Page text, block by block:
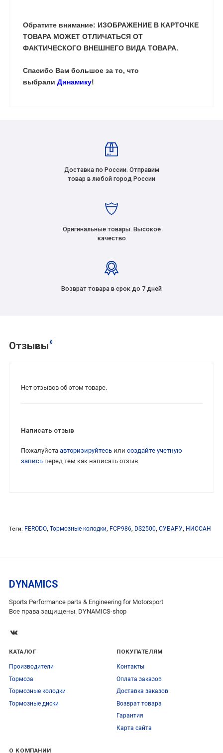
Обратите внимание: ИЗОБРАЖЕНИЕ В КАРТОЧКЕ
ТОВАРА МОЖЕТ ОТЛИЧАТЬСЯ ОТ
ФАКТИЧЕСКОГО ВНЕШНЕГО ВИДА ТОВАРА.
Спасибо Вам большое за то, что
выбрали Динамику!
Доставка по России. Отправим
товар в любой город России
Оригинальные товары. Высокое
качество
Возврат товара в срок до 7 дней
Отзывы 0
Нет отзывов об этом товаре.
Написать отзыв
Пожалуйста авторизируйтесьили создайте учетную
записьперед тем как написать отзыв
Теги: FERODO, Тормозные колодки, FCP986, DS2500, СУБАРУ, НИССАН
DYNAMICS
Sports Performance parts & Engineering for Motorsport
Все права защищены. DYNAMICS-shop
КАТАЛОГ
Производители
Тормоза
Тормозные колодки
Тормозные диски
ПОКУПАТЕЛЯМ
Контакты
Оплата заказов
Доставка заказов
Возврат товара
Гарантия
Карта сайта
О КОМПАНИИ